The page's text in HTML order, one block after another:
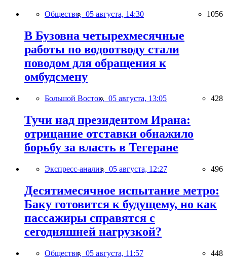
Общество, 05 августа, 14:30 1056
В Бузовна четырехмесячные
работы по водоотводу стали
поводом для обращения к
омбудсмену
Большой Восток, 05 августа, 13:05 428
Тучи над президентом Ирана:
отрицание отставки обнажило
борьбу за власть в Тегеране
Экспресс-анализ, 05 августа, 12:27 496
Десятимесячное испытание метро:
Баку готовится к будущему, но как
пассажиры справятся с
сегодняшней нагрузкой?
Общество, 05 августа, 11:57 448